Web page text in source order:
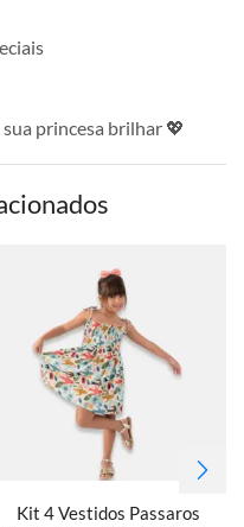
princesa brilhar 💖
Kit 4 Vestidos Passaros